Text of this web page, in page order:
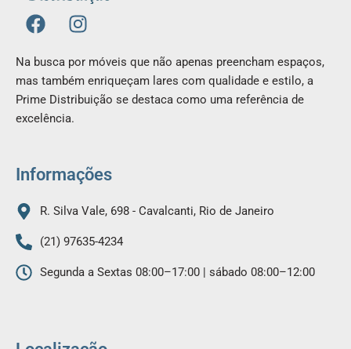
F
a
c
e
b
o
o
I
n
t
a
g
m
Na busca por móveis que não apenas preencham espaços,
mas também enriqueçam lares com qualidade e estilo, a
Prime Distribuição se destaca como uma referência de
excelência.
Informações
R. Silva Vale, 698 - Cavalcanti, Rio de Janeiro
(21) 97635-4234
Segunda a Sextas 08:00–17:00 | sábado 08:00–12:00